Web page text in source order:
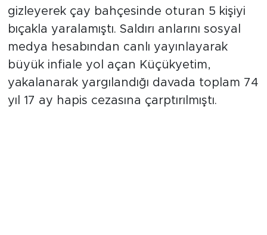
gizleyerek çay bahçesinde oturan 5 kişiyi
bıçakla yaralamıştı. Saldırı anlarını sosyal
medya hesabından canlı yayınlayarak
büyük infiale yol açan Küçükyetim,
yakalanarak yargılandığı davada toplam 74
yıl 17 ay hapis cezasına çarptırılmıştı.